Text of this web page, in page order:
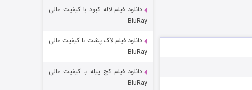
دانلود فیلم لاله کبود با کیفیت عالی
BluRay
دانلود فیلم لاک پشت با کیفیت عالی
BluRay
دانلود فیلم کج‌ پیله با کیفیت عالی
BluRay